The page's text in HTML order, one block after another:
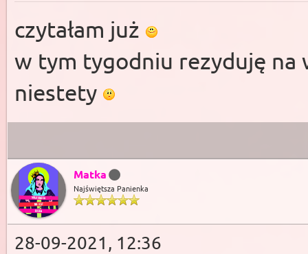
czytałam już
w tym tygodniu rezyduję na
niestety
Matka
Najświętsza Panienka
28-09-2021, 12:36